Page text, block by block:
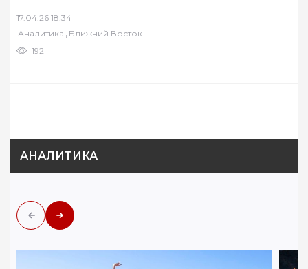
России. Разрешить ситуацию…
17.04.26 18:34
Аналитика , Ближний Восток
192
АНАЛИТИКА